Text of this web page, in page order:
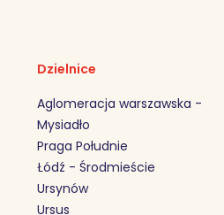
Dzielnice
Aglomeracja warszawska -
Mysiadło
Praga Południe
Łódź - Środmieście
Ursynów
Ursus